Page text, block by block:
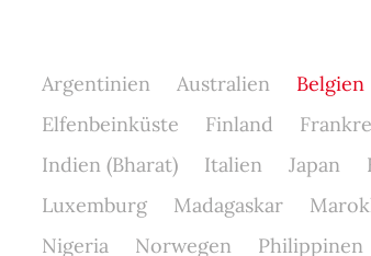
Argentinien Australien Belgien
Elfenbeinküste
Finland
Indien (Bharat)
Italien Japan
Luxemburg
Madagaskar
Nigeria
Norwegen Philippinen